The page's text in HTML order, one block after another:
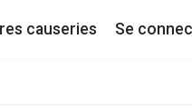
causeries Se